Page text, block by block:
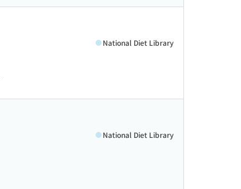
National Diet Library
National Diet Library